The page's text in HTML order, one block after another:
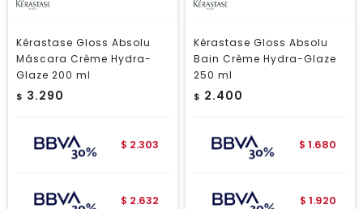
Kérastase Gloss Absolu
Máscara Crème Hydra-
Glaze 200 ml
$ 3.290
$ 2.303
$ 2.632
Kérastase Gloss Absolu
Bain Crème Hydra-Glaze
250 ml
$ 2.400
$ 1.680
$ 1.920